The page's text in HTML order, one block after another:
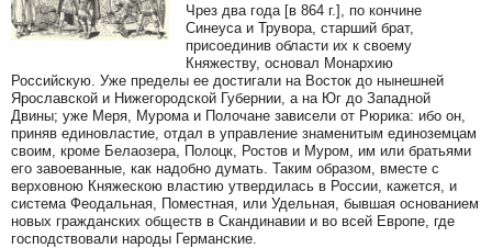
Чрез два года [в 864 г.], по кончине
Синеуса и Трувора, старший брат,
присоединив области их к своему
Княжеству, основал Монархию
Российскую. Уже пределы ее достигали на Восток до нынешней
Ярославской и Нижегородской Губернии, а на Юг до Западной
Двины; уже Меря, Мурома и Полочане зависели от Рюрика: ибо он,
приняв единовластие, отдал в управление знаменитым единоземцам
своим, кроме Белаозера, Полоцк, Ростов и Муром, им или братьями
его завоеванные, как надобно думать. Таким образом, вместе с
верховною Княжескою властию утвердилась в России, кажется, и
система Феодальная, Поместная, или Удельная, бывшая основанием
новых гражданских обществ в Скандинавии и во всей Европе, где
господствовали народы Германские.